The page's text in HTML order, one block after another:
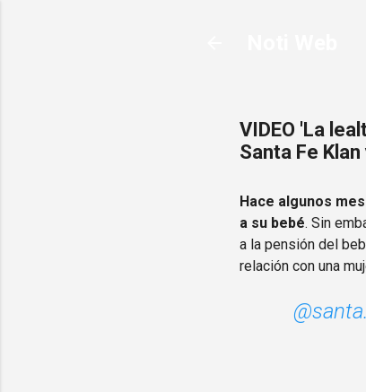
VIDEO 'La
Santa Fe
Hace algunos
a su bebé. Sin
a la pensión del
relación con una